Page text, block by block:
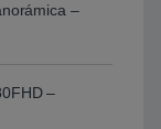
–
–